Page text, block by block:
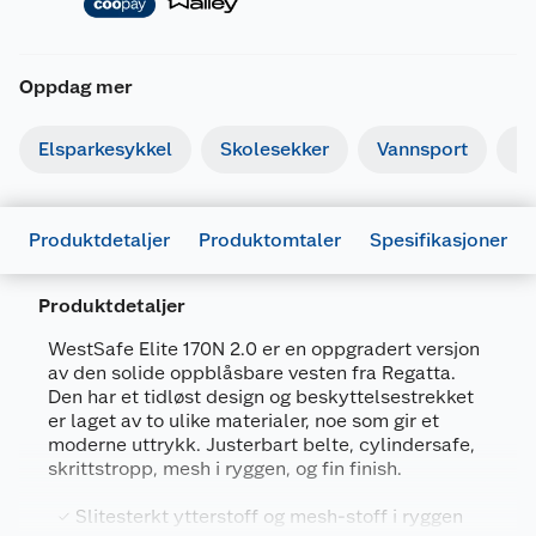
Oppdag mer
Elsparkesykkel Skolesekker Vannsport
Produktdetaljer Produktomtaler Spesifikasjoner
Produktdetaljer
WestSafe Elite 170N 2.0 er en oppgradert versjon
av den solide oppblåsbare vesten fra Regatta.
Den har et tidløst design og beskyttelsestrekket
er laget av to ulike materialer, noe som gir et
moderne uttrykk. Justerbart belte, cylindersafe,
skrittstropp, mesh i ryggen, og fin finish.
Slitesterkt ytterstoff og mesh-stoff i ryggen
Artikkelnummer
7058929009508
Leverandørens artikkelnummer
4154819
Størrelse
40+ KG